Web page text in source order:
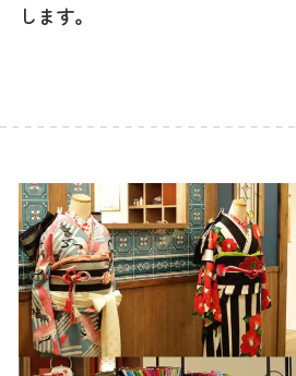
します。